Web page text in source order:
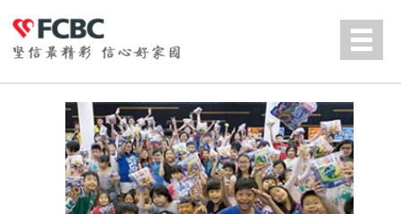
English